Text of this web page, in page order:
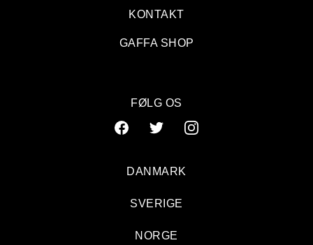
KONTAKT
GAFFA SHOP
FØLG OS
DANMARK
SVERIGE
NORGE